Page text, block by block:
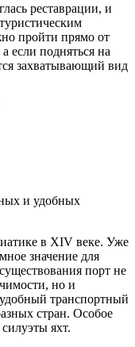
реставрации, и
пройти прямо от
если подняться на
захватывающий вид
и удобных
в XIV веке. Уже
значение для
порт не
но и
транспортный
стран. Особое
яхт.